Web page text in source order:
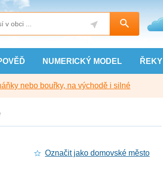
NUMERICKÝ MODEL ŘEKY
nebo bouřky, na východě i silné
Označit jako domovské město